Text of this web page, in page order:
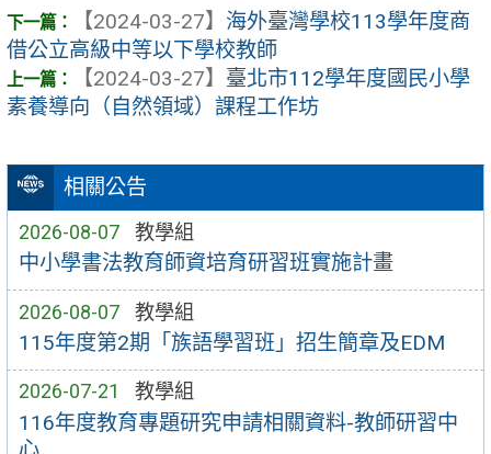
相關公告
2026-08-07 教學組
中小學書法教育師資培育研習班實施計畫
2026-08-07 教學組
115年度第2期「族語學習班」招生簡章及EDM
2026-07-21 教學組
116年度教育專題研究申請相關資料-教師研習中
【2024-03-27】 海外臺灣學校113學年度商
借公立高級中等以下學校教師
【2024-03-27】 臺北市112學年度國民小學
素養導向（自然領域）課程工作坊